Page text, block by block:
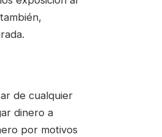
de cualquier
dinero a
por motivos